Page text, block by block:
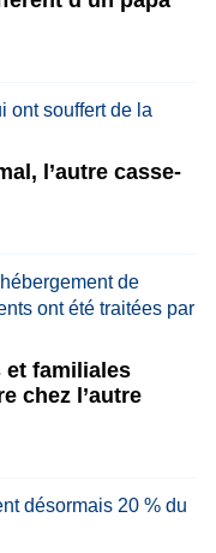
l’autre casse-
et familiales
chez l’autre